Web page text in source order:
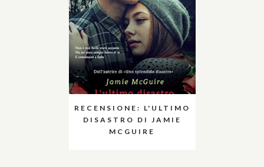
RECENSIONE: L'ULTIMO
DISASTRO DI JAMIE
MCGUIRE